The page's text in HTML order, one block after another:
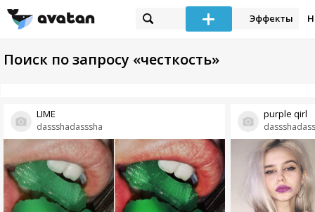
Эффекты
Поиск по запросу «честкость»
dassshadasssha
LIME purple qirl